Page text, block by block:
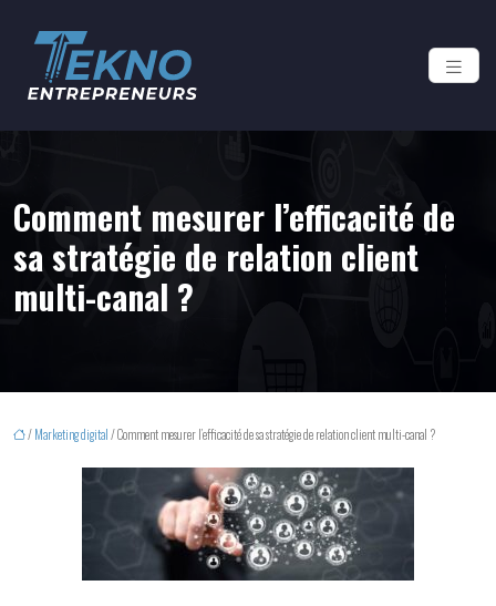
Comment mesurer l’efficacité de
sa stratégie de relation client
multi-canal ?
/Marketing digital/ Comment mesurer l’efficacité de sa stratégie de relation client multi-canal ?